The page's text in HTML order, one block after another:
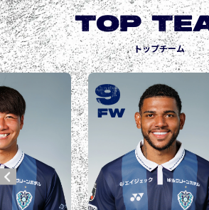
TOP
トップチーム
10
FW